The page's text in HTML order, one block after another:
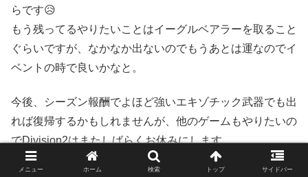
らです😥
もう残ってるやりたいことはイーグルベアラーを取ること
ぐらいですが、なかなか出ないのでもうあとは運なのでイ
ベントの時で良いかなと。
今後、シーズン報酬でよほど強いエキゾチック武器でも出
れば復帰するかもしれませんが、他のゲームもやりたいの
でDivision2はまたしばらくお休みにします。
メニュー ホーム 検索 トップ サイドバー